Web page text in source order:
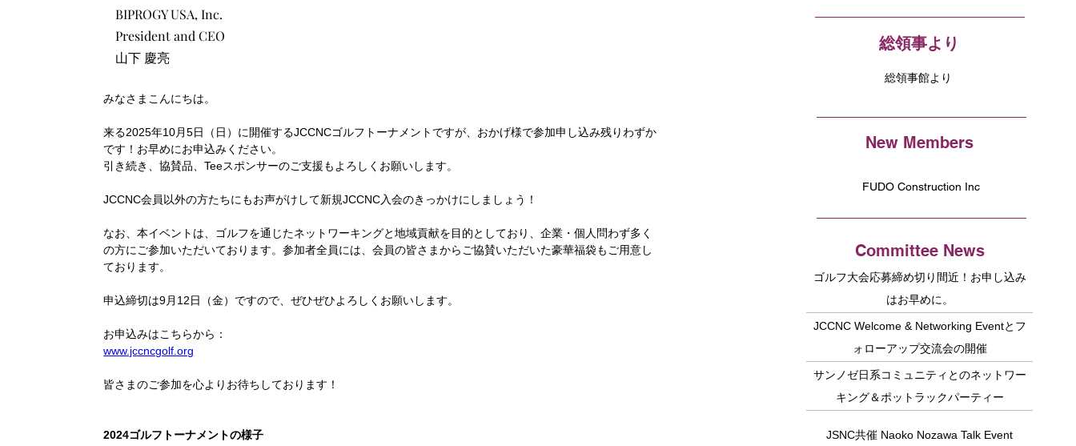
BIPROGY USA, Inc.
President and CEO
山下 慶亮
みなさまこんにちは。
来る2025年10月5日（日）に開催するJCCNCゴルフトーナメントですが、おかげ様で参加申し込み残りわずか
です！お早めにお申込みください。
引き続き、協賛品、Teeスポンサーのご支援もよろしくお願いします。
JCCNC会員以外の方たちにもお声がけして新規JCCNC入会のきっかけにしましょう！
なお、本イベントは、ゴルフを通じたネットワーキングと地域貢献を目的としており、企業・個人問わず多く
の方にご参加いただいております。参加者全員には、会員の皆さまからご協賛いただいた豪華福袋もご用意し
ております。
申込締切は9月12日（金）ですので、ぜひぜひよろしくお願いします。
お申込みはこちらから：
www.jccncgolf.org
皆さまのご参加を心よりお待ちしております！
2024ゴルフトーナメントの様子
New Members
FUDO Construction Inc
Committee News
ゴルフ大会応募締め切り間近！お申し込み
はお早めに。
JCCNC Welcome & Networking Eventとフ
ォローアップ交流会の開催
サンノゼ日系コミュニティとのネットワー
キング＆ポットラックパーティー
JSNC共催 Naoko Nozawa Talk Event
総領事館より
総領事より